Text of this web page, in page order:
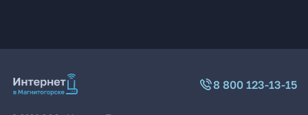
8 800 123-13-15